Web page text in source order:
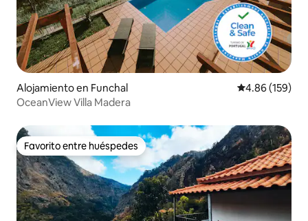
Alojamiento en Funchal Calificación
4.86 (159)
OceanView Villa Madera
Favorito entre huéspedes
Favorito entre huéspedes